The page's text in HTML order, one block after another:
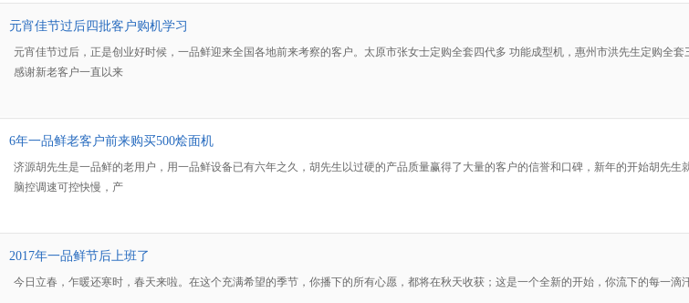
元宵佳节过后四批客户购机学习
元宵佳节过后，正是创业好时候，一品鲜迎来全国各地前来考察的客户。太原市张女士定购全套四代多 功能成型机，惠州市洪先生定购全
感谢新老客户一直以来
6年一品鲜老客户前来购买500烩面机
济源胡先生是一品鲜的老用户，用一品鲜设备已有六年之久，胡先生以过硬的产品质量赢得了大量的客户的信誉和口碑，新年的开始胡先
脑控调速可控快慢，产
2017年一品鲜节后上班了
今日立春，乍暖还寒时，春天来啦。在这个充满希望的季节，你播下的所有心愿，都将在秋天收获；这是一个全新的开始，你流下的每一